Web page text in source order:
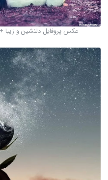
عکس پروفایل دلنشین و